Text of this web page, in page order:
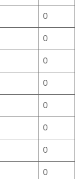
0
0
0
0
0
0
0
0